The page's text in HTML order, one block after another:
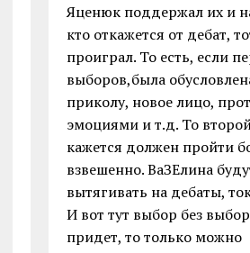
Яценюк поддержал их и
кто откажется от дебат,
проиграл. То есть, если
выборов,была
приколу, новое лицо,
эмоциями и т.д. То
кажется должен пройти
взвешенно. ВаЗЕлина
вытягивать на дебаты,
И вот тут выбор без
придет, то только можно